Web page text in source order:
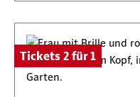
Tickets 2 für 1